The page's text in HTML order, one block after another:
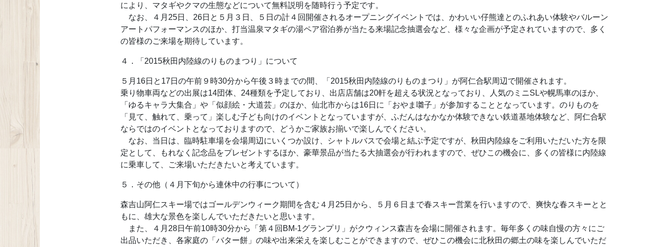
により、マタギやクマの生態などについて無料説明を随時行う予定です。
なお、４月25日、26日と５月３日、５日の計４回開催されるオープニングイベントでは、かわいい仔熊達とのふれあい体験やバルーン
アートパフォーマンスのほか、打当温泉マタギの湯ペア宿泊券が当たる来場記念抽選会など、様々な企画が予定されていますので、多く
の皆様のご来場を期待しています。
４．「2015秋田内陸線のりものまつり」について
５月16日と17日の午前９時30分から午後３時までの間、「2015秋田内陸線のりものまつり」が阿仁合駅周辺で開催されます。
乗り物車両などの出展は14団体、24種類を予定しており、出店店舗は20軒を超える状況となっており、人気のミニSLや幌馬車のほか、
「ゆるキャラ大集合」や「似顔絵・大道芸」のほか、仙北市からは16日に「おやま囃子」が参加することとなっています。のりものを
「見て、触れて、乗って」楽しむ子ども向けのイベントとなっていますが、ふだんはなかなか体験できない鉄道基地体験など、阿仁合駅
ならではのイベントとなっておりますので、どうかご家族お揃いで楽しんでください。
なお、当日は、臨時駐車場を会場周辺にいくつか設け、シャトルバスで会場と結ぶ予定ですが、秋田内陸線をご利用いただいた方を限
定として、もれなく記念品をプレゼントするほか、豪華景品が当たる大抽選会が行われますので、ぜひこの機会に、多くの皆様に内陸線
に乗車して、ご来場いただきたいと考えています。
５．その他（４月下旬から連休中の行事について）
森吉山阿仁スキー場ではゴールデンウィーク期間を含む４月25日から、５月６日まで春スキー営業を行いますので、爽快な春スキーとと
もに、雄大な景色を楽しんでいただきたいと思います。
また、４月28日午前10時30分から「第４回BM-1グランプリ」がクウィンス森吉を会場に開催されます。毎年多くの味自慢の方々にご
出品いただき、各家庭の「バター餅」の味や出来栄えを楽しむことができますので、ぜひこの機会に北秋田の郷土の味を楽しんでいただ